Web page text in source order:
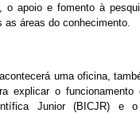
o apoio e fomento à
áreas do conhecimento.
uma oficina,
explicar o funcionamento
Junior (BICJR) e